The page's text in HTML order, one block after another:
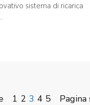
sistema di ricarica
1 2 3 4 5 Pagina